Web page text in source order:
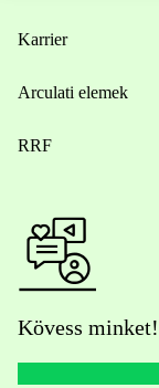
Karrier
Arculati elemek
RRF
Kövess minket!